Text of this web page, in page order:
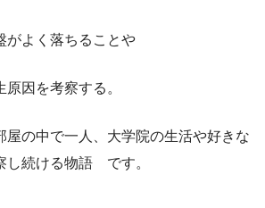
がよく落ちることや
因を考察する。
屋の中で一人、大学院の生活や好きな
し続ける物語 です。